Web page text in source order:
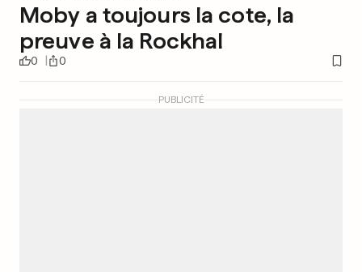
Moby a toujours la cote, la
preuve à la Rockhal
0 0
PUBLICITÉ